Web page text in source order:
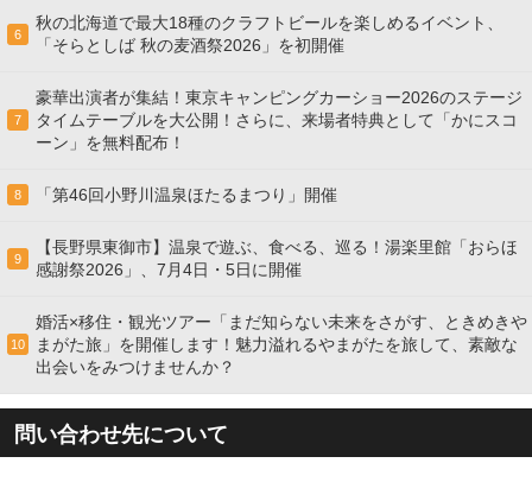
6
秋の北海道で最大18種のクラフトビールを楽しめるイベント、
「そらとしば 秋の麦酒祭2026」を初開催
7
豪華出演者が集結！東京キャンピングカーショー2026のステージ
タイムテーブルを大公開！さらに、来場者特典として「かにスコ
ーン」を無料配布！
8 「第46回小野川温泉ほたるまつり」開催
9
【長野県東御市】温泉で遊ぶ、食べる、巡る！湯楽里館「おらほ
感謝祭2026」、7月4日・5日に開催
10
婚活×移住・観光ツアー「まだ知らない未来をさがす、ときめきや
まがた旅」を開催します！魅力溢れるやまがたを旅して、素敵な
出会いをみつけませんか？
問い合わせ先について